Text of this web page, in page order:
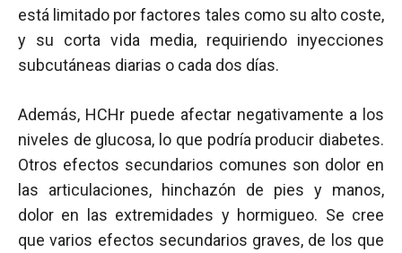
está limitado por factores tales como su alto coste,
y su corta vida media, requiriendo inyecciones
subcutáneas diarias o cada dos días.
Además, HCHr puede afectar negativamente a los
niveles de glucosa, lo que podría producir diabetes.
Otros efectos secundarios comunes son dolor en
las articulaciones, hinchazón de pies y manos,
dolor en las extremidades y hormigueo. Se cree
que varios efectos secundarios graves, de los que